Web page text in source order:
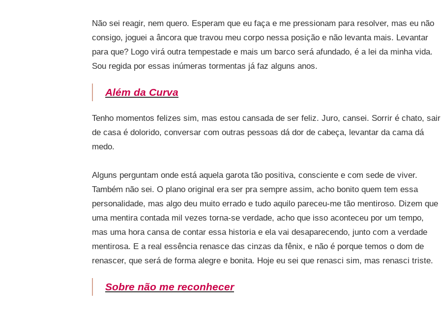
Não sei reagir, nem quero. Esperam que eu faça e me pressionam para resolver, mas eu não
consigo, joguei a âncora que travou meu corpo nessa posição e não levanta mais. Levantar
para que? Logo virá outra tempestade e mais um barco será afundado, é a lei da minha vida.
Sou regida por essas inúmeras tormentas já faz alguns anos.
Além da Curva
Tenho momentos felizes sim, mas estou cansada de ser feliz. Juro, cansei. Sorrir é chato, sair
de casa é dolorido, conversar com outras pessoas dá dor de cabeça, levantar da cama dá
medo.
Alguns perguntam onde está aquela garota tão positiva, consciente e com sede de viver.
Também não sei. O plano original era ser pra sempre assim, acho bonito quem tem essa
personalidade, mas algo deu muito errado e tudo aquilo pareceu-me tão mentiroso. Dizem que
uma mentira contada mil vezes torna-se verdade, acho que isso aconteceu por um tempo,
mas uma hora cansa de contar essa historia e ela vai desaparecendo, junto com a verdade
mentirosa. E a real essência renasce das cinzas da fênix, e não é porque temos o dom de
renascer, que será de forma alegre e bonita. Hoje eu sei que renasci sim, mas renasci triste.
Sobre não me reconhecer